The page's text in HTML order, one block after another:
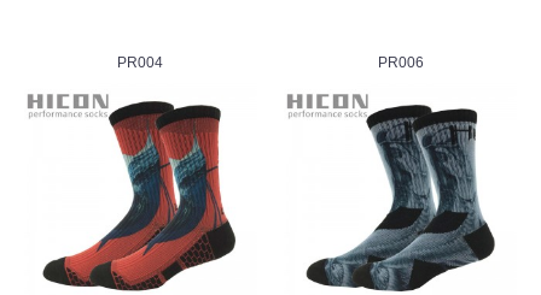
PR004 PR006